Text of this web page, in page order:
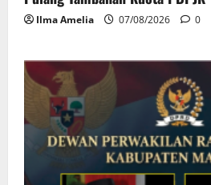
Ilma Amelia 07/08/2026 0